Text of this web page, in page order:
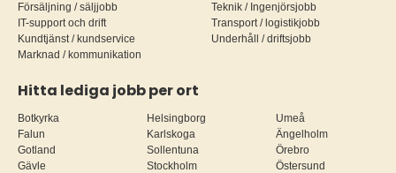
Försäljning / säljjobb
IT-support och drift
Kundtjänst / kundservice
Marknad / kommunikation
Teknik / Ingenjörsjobb
Transport / logistikjobb
Underhåll / driftsjobb
Hitta lediga jobb per ort
Botkyrka
Falun
Gotland
Gävle
Helsingborg
Karlskoga
Sollentuna
Stockholm
Umeå
Ängelholm
Örebro
Östersund